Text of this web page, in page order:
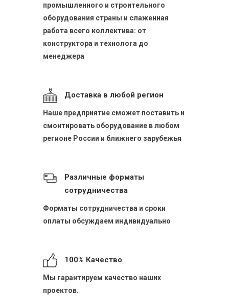
промышленного и строительного
оборудования страны и слаженная
работа всего коллектива: от
конструктора и технолога до
менеджера
Доставка в любой регион
Наше предприятие сможет поставить и
смонтировать оборудование в любом
регионе России и ближнего зарубежья
Различные форматы
сотрудничества
Форматы сотрудничества и сроки
оплаты обсуждаем индивидуально
100% Качество
Мы гарантируем качество наших
проектов.